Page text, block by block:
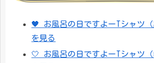
🖤 お風呂の日ですよーTシャツ
を見る
🤍 お風呂の日ですよーTシャツ